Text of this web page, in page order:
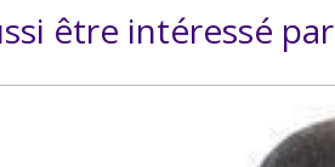
être intéressé par